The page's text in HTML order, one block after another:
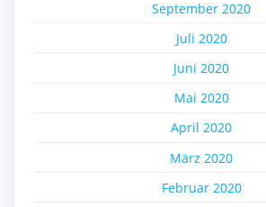
September 2020
Juli 2020
Juni 2020
Mai 2020
April 2020
März 2020
Februar 2020